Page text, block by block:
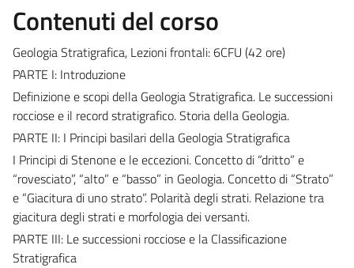
Contenuti del corso
Geologia Stratigrafica, Lezioni frontali: 6CFU (42 ore)
PARTE I: Introduzione
Definizione e scopi della Geologia Stratigrafica. Le successioni
rocciose e il record stratigrafico. Storia della Geologia.
PARTE II: I Principi basilari della Geologia Stratigrafica
I Principi di Stenone e le eccezioni. Concetto di “dritto” e
“rovesciato”, “alto” e “basso” in Geologia. Concetto di “Strato”
e “Giacitura di uno strato”. Polarità degli strati. Relazione tra
giacitura degli strati e morfologia dei versanti.
PARTE III: Le successioni rocciose e la Classificazione
Stratigrafica